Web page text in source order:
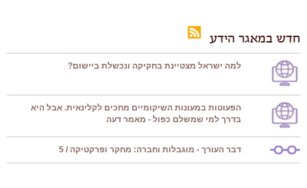
חדש במאגר הידע
למה ישראל מצטיינת בחקיקה ונכשלת ביישום?
הפעוטות במעונות השיקומיים מחכים לקלינאית. אבל היא
בדרך למי שמשלם כפול - מאמר דעה
דבר העורך - מוגבלות וחברה: מחקר ופרקטיקה / 5